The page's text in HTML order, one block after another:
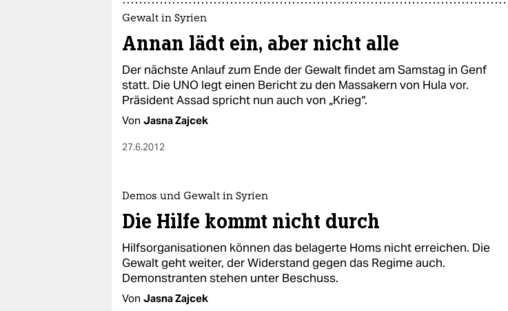
Gewalt in Syrien
Annan lädt ein, aber nicht alle
Der nächste Anlauf zum Ende der Gewalt findet am Samstag in Genf
statt. Die UNO legt einen Bericht zu den Massakern von Hula vor.
Präsident Assad spricht nun auch von „Krieg“.
Von Jasna Zajcek
27.6.2012
Demos und Gewalt in Syrien
Die Hilfe kommt nicht durch
Hilfsorganisationen können das belagerte Homs nicht erreichen. Die
Gewalt geht weiter, der Widerstand gegen das Regime auch.
Demonstranten stehen unter Beschuss.
Von Jasna Zajcek